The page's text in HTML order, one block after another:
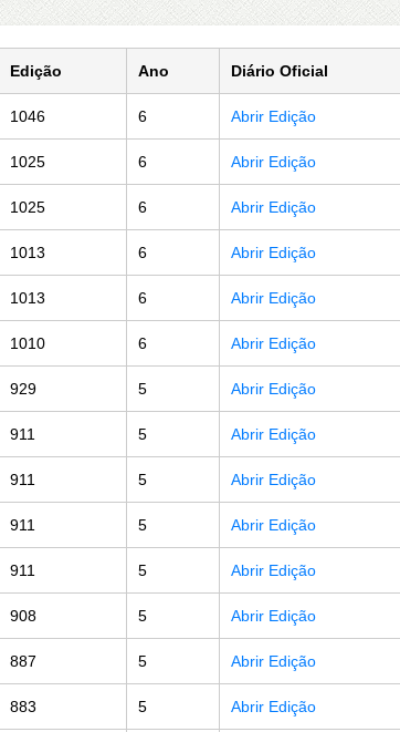
Edição Ano Diário Oficial
1046 6 Abrir Edição
1025 6 Abrir Edição
1025 6 Abrir Edição
1013 6 Abrir Edição
1013 6 Abrir Edição
1010 6 Abrir Edição
929 5 Abrir Edição
911 5 Abrir Edição
911 5 Abrir Edição
911 5 Abrir Edição
911 5 Abrir Edição
908 5 Abrir Edição
887 5 Abrir Edição
883 5 Abrir Edição